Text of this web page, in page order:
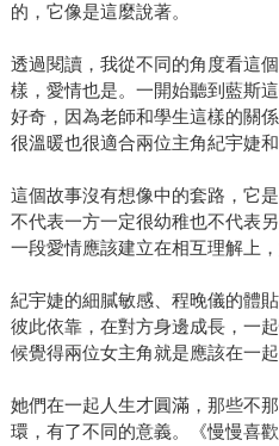
的，它像是這麼說著。
透過閱讀，我從不同的角度看這
樣，愛情也是。一開始聽到藍斯
好奇，因為老師和學生這樣的關
很溫暖也很適合兩位主角紀宇婕和
這個故事沒有想像中的套路，它
不代表一方一定很幼稚也不代表
一段愛情應該建立在相互理解上
紀宇婕的細膩敏感、程晚儀的體
彼此依靠，在對方身邊成長，一
候覺得兩位女主角就是應該在一起
她們在一起人生才圓滿，那些不
環，有了不同的意義。《慢慢喜